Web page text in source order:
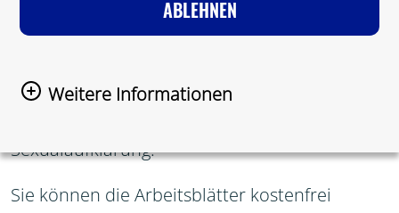
ABLEHNEN
Weitere Informationen
ARBEITSBLÄTTER
Sexualaufklärung.
Sie können die Arbeitsblätter kostenfrei